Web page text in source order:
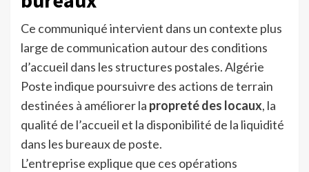
Ce communiqué intervient dans un contexte plus
large de communication autour des conditions
d’accueil dans les structures postales. Algérie
Poste indique poursuivre des actions de terrain
destinées à améliorer la propreté des locaux, la
qualité de l’accueil et la disponibilité de la liquidité
dans les bureaux de poste.
L’entreprise explique que ces opérations